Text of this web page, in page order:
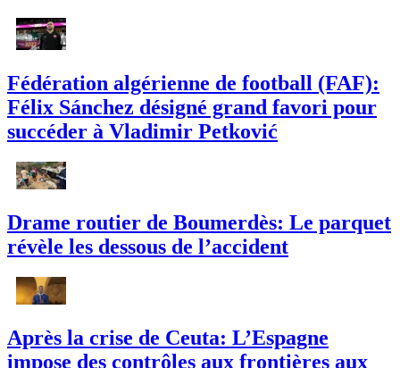
Fédération algérienne de football (FAF):
Félix Sánchez désigné grand favori pour
succéder à Vladimir Petković
Drame routier de Boumerdès: Le parquet
révèle les dessous de l’accident
Après la crise de Ceuta: L’Espagne
impose des contrôles aux frontières aux